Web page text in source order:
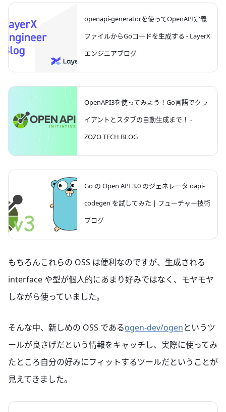
openapi-generatorを使ってOpenAPI定義
ファイルからGoコードを生成する - LayerX
エンジニアブログ
している高江 @shnjtk です。 今回は、
ァイル(OpenAPI Specification)からGoのコー
ご紹介します。 背景 バクラク事業部では、ス
生成されたコードを積極的に利用する開発ス
タイルが採用されています。 OpenAPIについ
ては、これまでは go-swagger を利用してい
ましたが、対…
OpenAPI3を使ってみよう！Go言語でクラ
イアントとスタブの自動生成まで！ -
ZOZO TECH BLOG
して入社した籏野（@gold_kou）と申しま
ですが、皆さんはAPI仕様書をどのように管理
Wiki、Markdown、Spreadsheet、Excelなど
実際に導入して得られたノウハウをご紹介い
たします。 OpneAPIの恩恵はただの管理の仕
方にとどまらないので、ぜひこの記…
Go の Open API 3.0 のジェネレータ oapi-
codegen を試してみた | フューチャー技術
ブログ
mascot designed by Renée French. 概要TIG
DXチーム所属の多賀です。最近はフロントの
コードを書いたりすることも増えましたが、
OpenAPI(Swagger) からコード生成する際に
もちろんこれらの OSS は便利なのですが、生成される
interface や型が個人的にあまり好みではなく、モヤモヤ
しながら使っていました。
そんな中、新しめの OSS であるogen-dev/ogenというツ
ールが良さげだという情報をキャッチし、実際に使ってみ
たところ自分の好みにフィットするツールだということが
見えてきました。